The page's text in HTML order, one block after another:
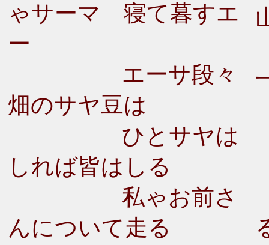
ゃサーマ 寝て暮すエ
ー
エーサ段々
畑のサヤ豆は
ひとサヤは
しれば皆はしる
私ゃお前さ
んについて走る